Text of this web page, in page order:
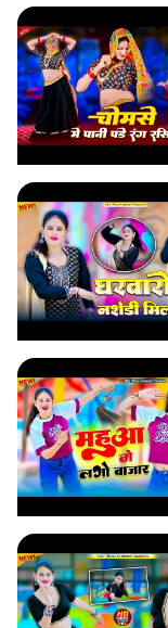
Atta Pe Chad
#gurjar_rasiya